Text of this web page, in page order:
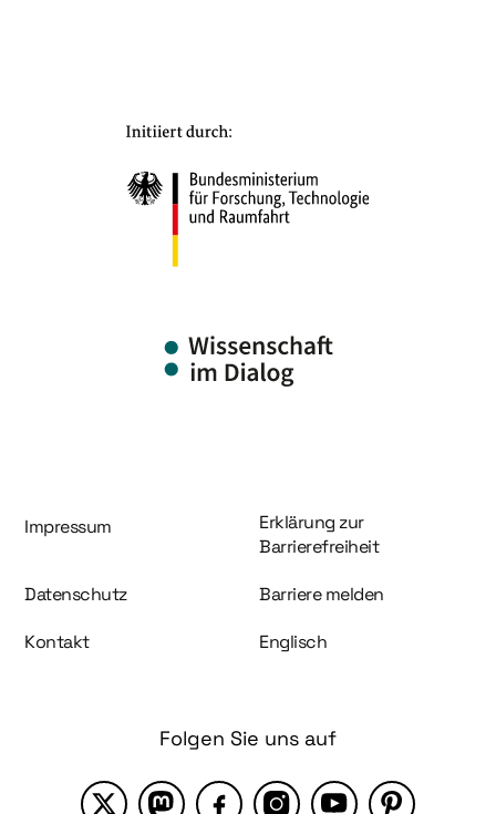
Information und Service
Impressum
Erklärung zur
Barrierefreiheit
Datenschutz Barriere melden
Kontakt Englisch
Folgen Sie uns auf